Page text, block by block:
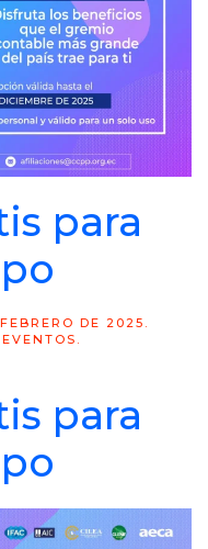
para
DE 2025
EVENTOS
para